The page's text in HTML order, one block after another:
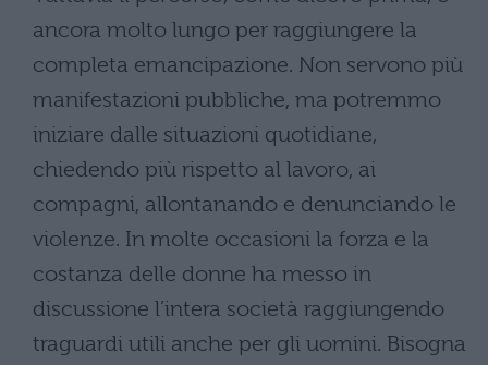
ancora molto lungo per raggiungere la
completa emancipazione. Non servono più
manifestazioni pubbliche, ma potremmo
iniziare dalle situazioni quotidiane,
chiedendo più rispetto al lavoro, ai
compagni, allontanando e denunciando le
violenze. In molte occasioni la forza e la
costanza delle donne ha messo in
discussione l’intera società raggiungendo
traguardi utili anche per gli uomini. Bisogna